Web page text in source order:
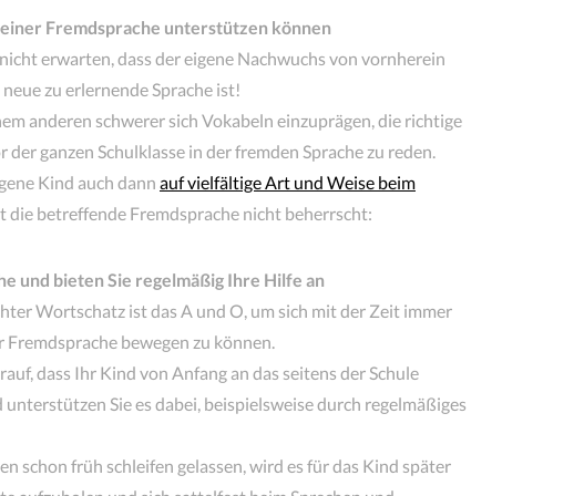
Fremdsprache unterstützen können
erwarten, dass der eigene Nachwuchs von vornherein
zu erlernende Sprache ist!
anderen schwerer sich Vokabeln einzuprägen, die richtige
ganzen Schulklasse in der fremden Sprache zu reden.
Kind auch dann auf vielfältige Art und Weise beim
die betreffende Fremdsprache nicht beherrscht:
und bieten Sie regelmäßig Ihre Hilfe an
Wortschatz ist das A und O, um sich mit der Zeit immer
bewegen zu können.
dass Ihr Kind von Anfang an das seitens der Schule
Sie es dabei, beispielsweise durch regelmäßiges
schon früh schleifen gelassen, wird es für das Kind später